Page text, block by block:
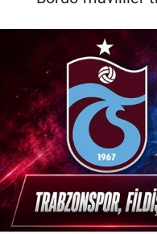
ALT LIGLER
TV VE SİNEMA
BASKETBOL
SAĞLIK
GENEL